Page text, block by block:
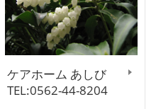
ケアホーム あしび
TEL:0562-44-8204